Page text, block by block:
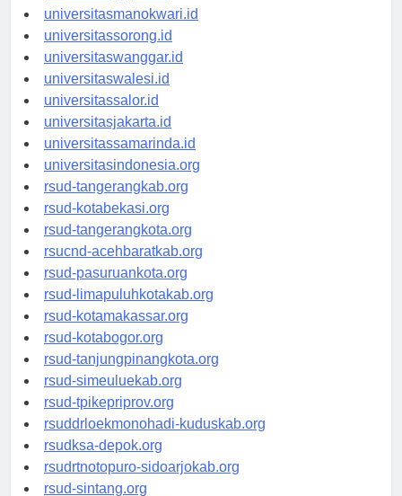
universitaspapua.id
universitasmanokwari.id
universitassorong.id
universitaswanggar.id
universitaswalesi.id
universitassalor.id
universitasjakarta.id
universitassamarinda.id
universitasindonesia.org
rsud-tangerangkab.org
rsud-kotabekasi.org
rsud-tangerangkota.org
rsucnd-acehbaratkab.org
rsud-pasuruankota.org
rsud-limapuluhkotakab.org
rsud-kotamakassar.org
rsud-kotabogor.org
rsud-tanjungpinangkota.org
rsud-simeuluekab.org
rsud-tpikepriprov.org
rsuddrloekmonohadi-kuduskab.org
rsudksa-depok.org
rsudrtnotopuro-sidoarjokab.org